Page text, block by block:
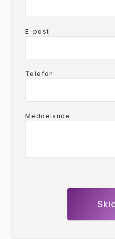
E-post
Telefon
Meddelande